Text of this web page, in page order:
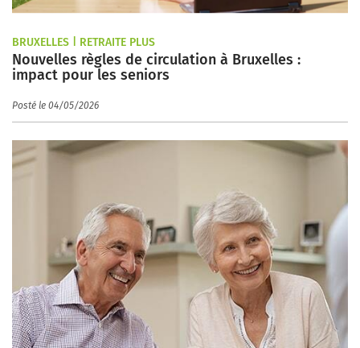
BRUXELLES | RETRAITE PLUS
Nouvelles règles de circulation à Bruxelles :
impact pour les seniors
Posté le 04/05/2026